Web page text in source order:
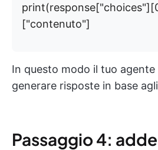
["contenuto"]
In questo modo il tuo
generare risposte in base
Passaggio 4: